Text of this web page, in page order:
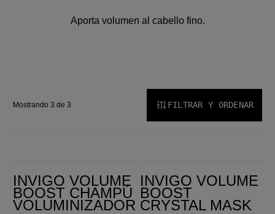
Aporta volumen al cabello fino.
Mostrando 3 de 3 FILTRAR Y ORDENAR
INVIGO VOLUME
BOOST CHAMPÚ
VOLUMINIZADOR
INVIGO VOLUME
BOOST
CRYSTAL MASK